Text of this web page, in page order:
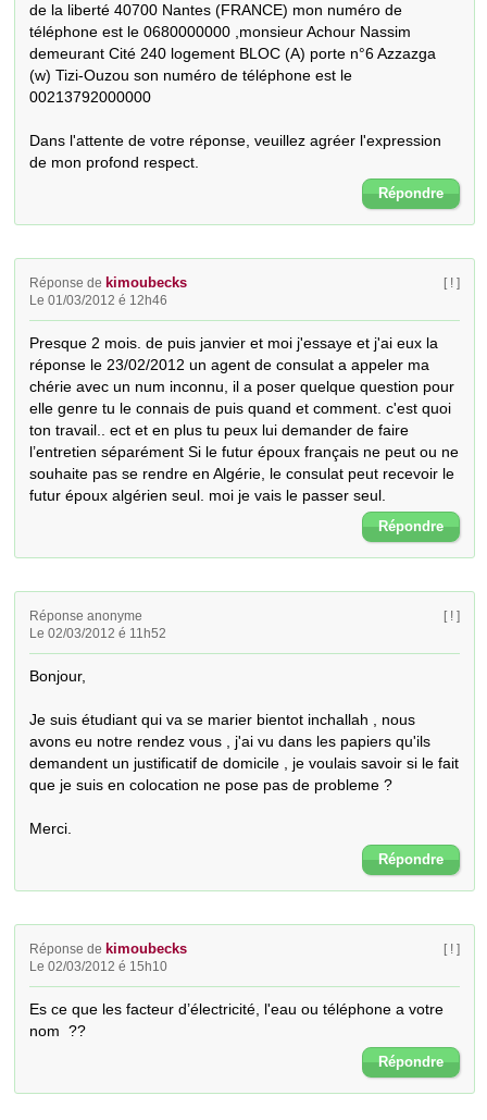
de la liberté 40700 Nantes (FRANCE) mon numéro de
téléphone est le 0680000000 ,monsieur Achour Nassim
demeurant Cité 240 logement BLOC (A) porte n°6 Azzazga
(w) Tizi-Ouzou son numéro de téléphone est le
00213792000000
Dans l'attente de votre réponse, veuillez agréer l'expression
de mon profond respect.
Répondre
Réponse de kimoubecks
Le 01/03/2012 é 12h46
[ ! ]
Presque 2 mois. de puis janvier et moi j'essaye et j'ai eux la
réponse le 23/02/2012 un agent de consulat a appeler ma
chérie avec un num inconnu, il a poser quelque question pour
elle genre tu le connais de puis quand et comment. c'est quoi
ton travail.. ect et en plus tu peux lui demander de faire
l’entretien séparément Si le futur époux français ne peut ou ne
souhaite pas se rendre en Algérie, le consulat peut recevoir le
futur époux algérien seul. moi je vais le passer seul.
Répondre
Réponse anonyme
Le 02/03/2012 é 11h52
[ ! ]
Bonjour,
Je suis étudiant qui va se marier bientot inchallah , nous
avons eu notre rendez vous , j'ai vu dans les papiers qu'ils
demandent un justificatif de domicile , je voulais savoir si le fait
que je suis en colocation ne pose pas de probleme ?
Merci.
Répondre
Réponse de kimoubecks
Le 02/03/2012 é 15h10
[ ! ]
Es ce que les facteur d’électricité, l'eau ou téléphone a votre
nom  ??
Répondre